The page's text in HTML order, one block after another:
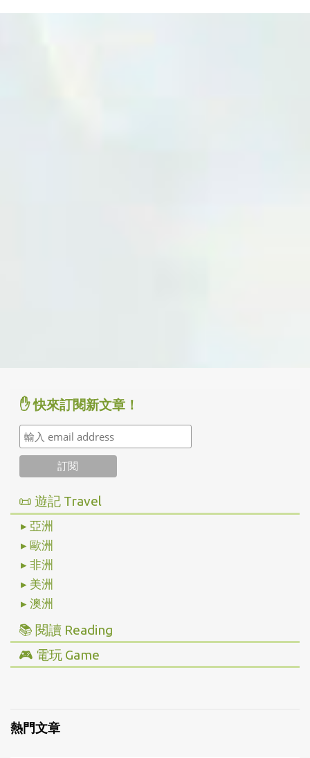
✋ 快來訂閱新文章！
📜 遊記 Travel
▸ 亞洲
▸ 歐洲
▸ 非洲
▸ 美洲
▸ 澳洲
📚 閱讀 Reading
▸ 投資理財
▸ 藝術設計
🎮 電玩 Game
熱門文章